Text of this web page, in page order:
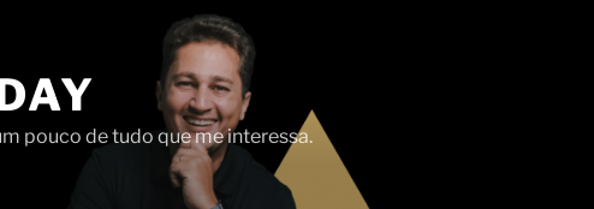
pouco de tudo que me interessa.